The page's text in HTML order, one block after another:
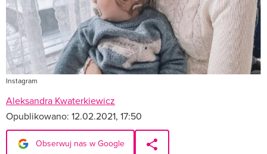
Instagram
Aleksandra Kwaterkiewicz
Opublikowano: 12.02.2021, 17:50
Obserwuj nas w Google